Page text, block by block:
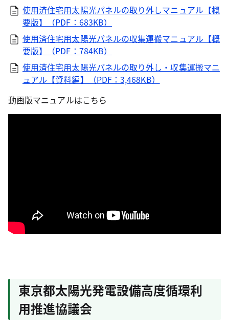
使用済住宅用太陽光パネルの取り外しマニュアル【概
要版】（PDF：683KB）
使用済住宅用太陽光パネルの収集運搬マニュアル【概
要版】（PDF：784KB）
使用済住宅用太陽光パネルの取り外し・収集運搬マニ
ュアル【資料編】（PDF：3,468KB）
動画版マニュアルはこちら
東京都太陽光発電設備高度循環利
用推進協議会